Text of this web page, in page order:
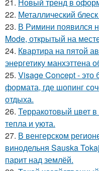
22. Металлический
23. В Римини появился
Mode, открытый на
24. Квартира на пятой
энергетику манхэттена
25. Visage Concept - это
формата, где шопинг
отдыха.
26. Терракотовый цвет
тепла и уюта.
27. В венгерском
винодельня Sauska
парит над землёй.